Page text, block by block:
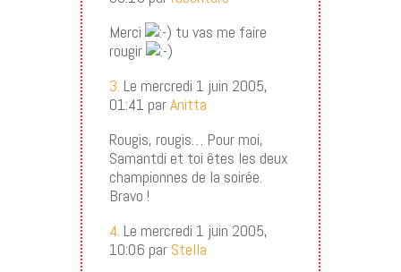
Merci
tu vas me faire
rougir
3. Le mercredi 1 juin 2005,
01:41 parAnitta
Rougis, rougis… Pour moi,
Samantdi et toi êtes les deux
championnes de la soirée.
Bravo !
4. Le mercredi 1 juin 2005,
10:06 par Stella